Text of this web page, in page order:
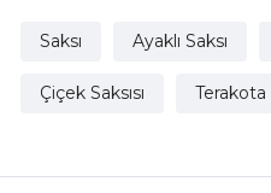
Saksı Ayaklı Saksı
Çiçek Saksısı Terakota